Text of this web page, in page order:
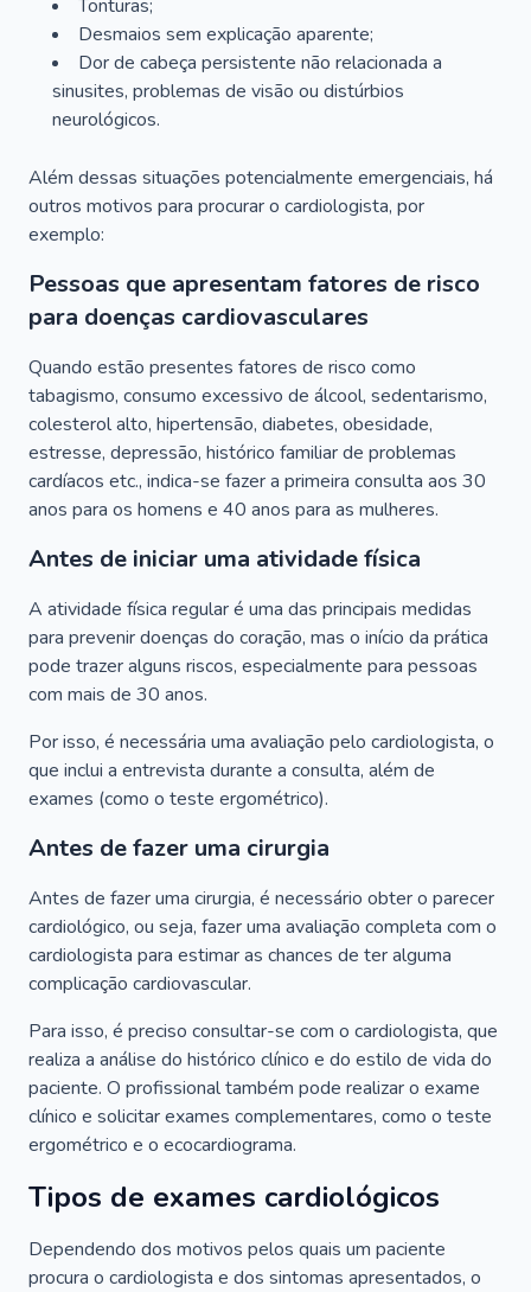
Tonturas;
Desmaios sem explicação aparente;
Dor de cabeça persistente não relacionada a
sinusites, problemas de visão ou distúrbios
neurológicos.
Além dessas situações potencialmente emergenciais, há
outros motivos para procurar o cardiologista, por
exemplo:
Pessoas que apresentam fatores de risco
para doenças cardiovasculares
Quando estão presentes fatores de risco como
tabagismo, consumo excessivo de álcool, sedentarismo,
colesterol alto, hipertensão, diabetes, obesidade,
estresse, depressão, histórico familiar de problemas
cardíacos etc., indica-se fazer a primeira consulta aos 30
anos para os homens e 40 anos para as mulheres.
Antes de iniciar uma atividade física
A atividade física regular é uma das principais medidas
para prevenir doenças do coração, mas o início da prática
pode trazer alguns riscos, especialmente para pessoas
com mais de 30 anos.
Por isso, é necessária uma avaliação pelo cardiologista, o
que inclui a entrevista durante a consulta, além de
exames (como o teste ergométrico).
Antes de fazer uma cirurgia
Antes de fazer uma cirurgia, é necessário obter o parecer
cardiológico, ou seja, fazer uma avaliação completa com o
cardiologista para estimar as chances de ter alguma
complicação cardiovascular.
Para isso, é preciso consultar-se com o cardiologista, que
realiza a análise do histórico clínico e do estilo de vida do
paciente. O profissional também pode realizar o exame
clínico e solicitar exames complementares, como o teste
ergométrico e o ecocardiograma.
Tipos de exames cardiológicos
Dependendo dos motivos pelos quais um paciente
procura o cardiologista e dos sintomas apresentados, o